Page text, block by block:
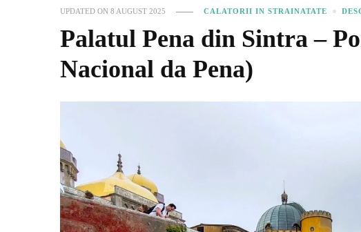
UPDATED ON 8 AUGUST 2025 CALATORII IN STRAINATATE
Palatul Pena din Sintra –
Nacional da Pena)